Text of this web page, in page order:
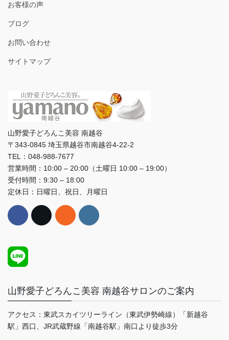
お客様の声
ブログ
お問い合わせ
サイトマップ
山野愛子どろんこ美容 南越谷
〒343-0845 埼玉県越谷市南越谷4-22-2
TEL：048-988-7677
営業時間：10:00 – 20:00（土曜日 10:00 – 19:00）
受付時間：9:30 – 18:00
定休日：日曜日、祝日、月曜日
山野愛子どろんこ美容 南越谷サロンのご案内
アクセス：東武スカイツリーライン（東武伊勢崎線）「新越谷
駅」西口、JR武蔵野線「南越谷駅」南口より徒歩3分